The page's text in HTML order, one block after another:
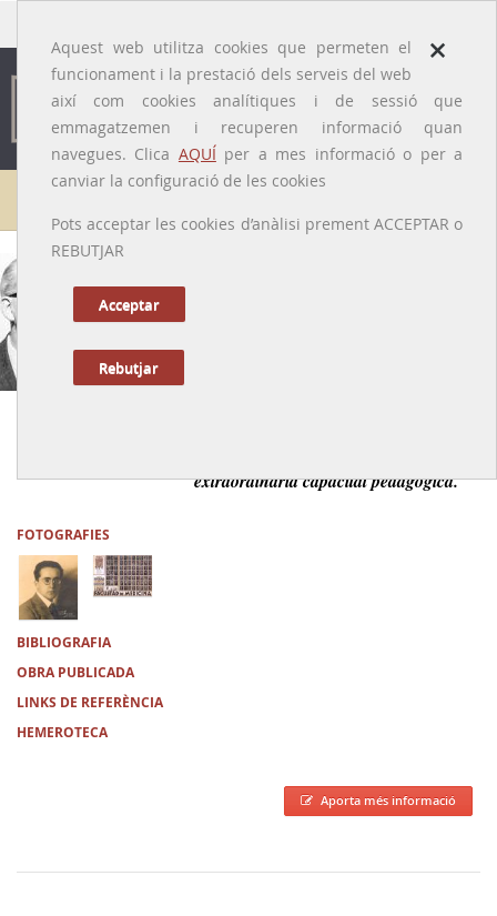
×
Aquest web utilitza cookies que permeten el
funcionament i la prestació dels serveis del web
així com cookies analítiques i de sessió que
emmagatzemen i recuperen informació quan
navegues. Clica AQUÍper a mes informació o per a
canviar la configuració de les cookies
Pots acceptar les cookies d’anàlisi prement ACCEPTAR o
REBUTJAR
Acceptar
Rebutjar
Galeria de metges
[La Huerta del Marquesado, 1903 – Barcelona, 1978]
extraordinaria capacitat pedagògica.
FOTOGRAFIES
BIBLIOGRAFIA
OBRA PUBLICADA
LINKS DE REFERÈNCIA
HEMEROTECA
Aporta més informació